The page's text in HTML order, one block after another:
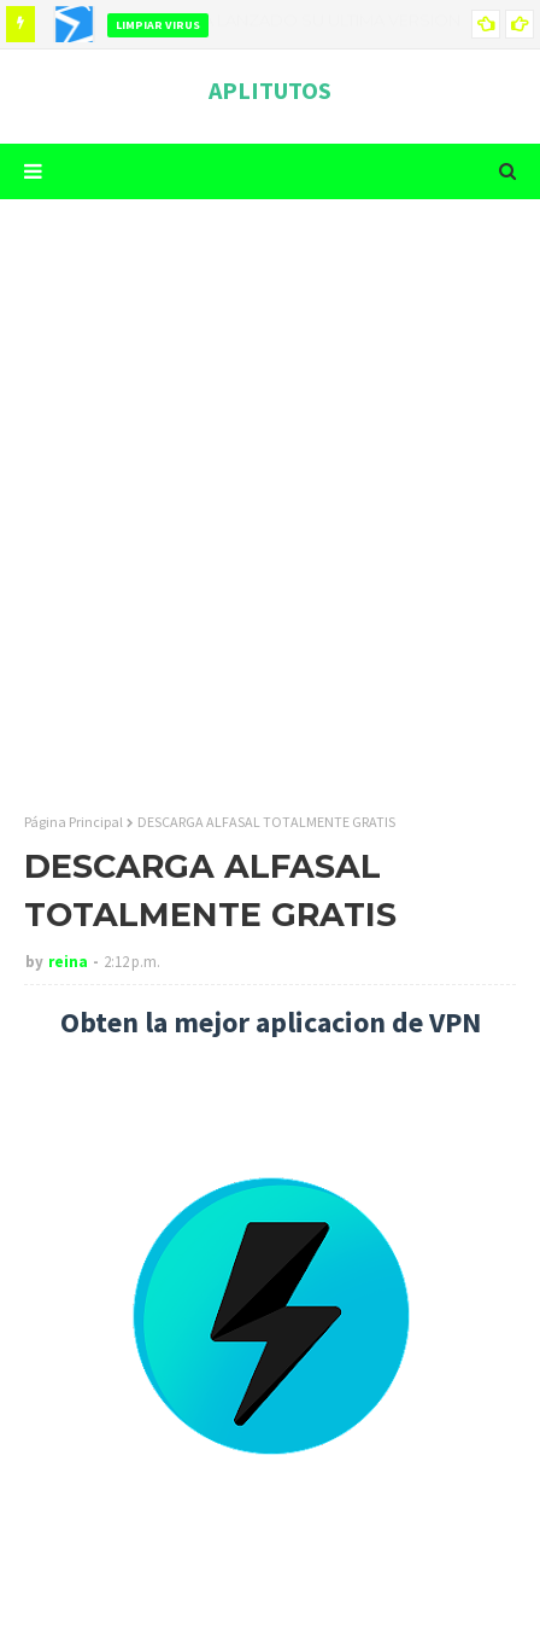
LIMPIAR VIRUS
APLITUTOS
Página Principal DESCARGA ALFASAL TOTALMENTE GRATIS
DESCARGA ALFASAL
TOTALMENTE GRATIS
by reina 2:12 p.m.
Obten la mejor aplicacion de VPN